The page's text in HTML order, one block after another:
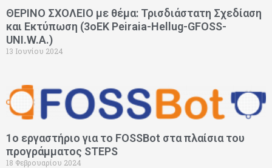
ΘΕΡΙΝΟ ΣΧΟΛΕΙΟ με θέμα: Τρισδιάστατη Σχεδίαση
και Εκτύπωση (3oEK Peiraia-Hellug-GFOSS-
UNI.W.A.)
13 Ιουνίου 2024
1ο εργαστήριο για το FOSSBot στα πλαίσια του
προγράμματος STEPS
18 Φεβρουαρίου 2024